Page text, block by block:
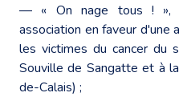
― « On nage tous ! »,
association en faveur d'une
les victimes du cancer du
Souville de Sangatte et à
de-Calais) ;